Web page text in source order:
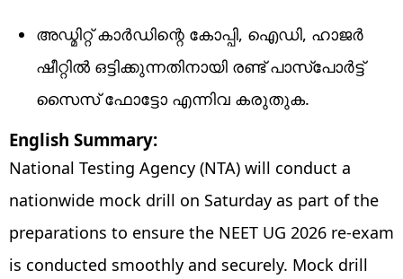
അഡ്മിറ്റ് കാർഡിന്റെ കോപ്പി, ഐഡി, ഹാജർ
ഷീറ്റിൽ ഒട്ടിക്കുന്നതിനായി രണ്ട് പാസ്‌പോർട്ട്
സൈസ് ഫോട്ടോ എന്നിവ കരുതുക.
English Summary:
National Testing Agency (NTA) will conduct a
nationwide mock drill on Saturday as part of the
preparations to ensure the NEET UG 2026 re-exam
is conducted smoothly and securely. Mock drill